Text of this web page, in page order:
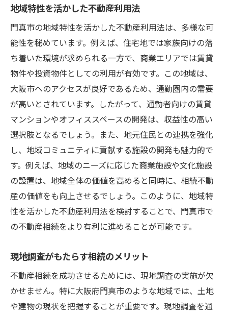
地域特性を活かした不動産利用法
門真市の地域特性を活かした不動産利用法は、多様な可
能性を秘めています。例えば、住宅地では家族向けの落
ち着いた環境が求められる一方で、商業エリアでは賃貸
物件や投資物件としての利用が有効です。この地域は、
大阪市へのアクセスが良好であるため、通勤圏内の需要
が高いとされています。したがって、通勤者向けの賃貸
マンションやオフィススペースの開発は、収益性の高い
選択肢となるでしょう。また、地元住民との連携を強化
し、地域コミュニティに貢献する施設の開発も魅力的で
す。例えば、地域のニーズに応じた商業施設や文化施設
の設置は、地域全体の価値を高めると同時に、相続不動
産の価値をも向上させるでしょう。このように、地域特
性を活かした不動産利用法を検討することで、門真市で
の不動産相続をより有利に進めることが可能です。
現地調査がもたらす相続のメリット
不動産相続を成功させるためには、現地調査の実施が欠
かせません。特に大阪府門真市のような地域では、土地
や建物の現状を把握することが重要です。現地調査を通